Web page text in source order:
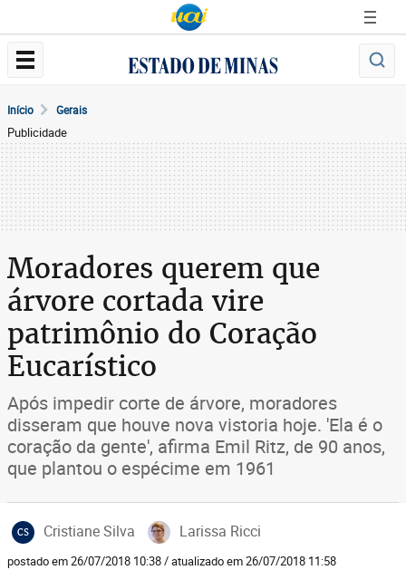
Início Gerais
Publicidade
Moradores querem que
árvore cortada vire
patrimônio do Coração
Eucarístico
Após impedir corte de árvore, moradores
disseram que houve nova vistoria hoje. 'Ela é o
coração da gente', afirma Emil Ritz, de 90 anos,
que plantou o espécime em 1961
CS Cristiane Silva Larissa Ricci
postado em 26/07/2018 10:38 / atualizado em 26/07/2018 11:58